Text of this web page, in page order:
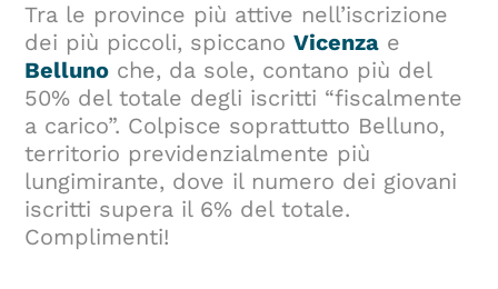
Tra le province più attive nell’iscrizione
dei più piccoli, spiccanoVicenza e
Belluno che, da sole, contano più del
50% del totale degli iscritti “fiscalmente
a carico”. Colpisce soprattutto Belluno,
territorio previdenzialmente più
lungimirante, dove il numero dei giovani
iscritti supera il 6% del totale.
Complimenti!